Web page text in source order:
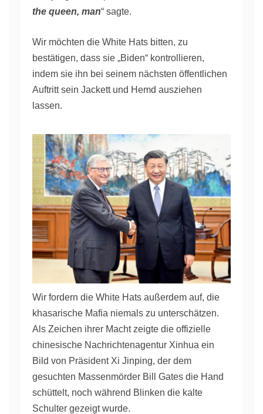
the queen, man“ sagte.
Wir möchten die White Hats bitten, zu
bestätigen, dass sie „Biden“ kontrollieren,
indem sie ihn bei seinem nächsten öffentlichen
Auftritt sein Jackett und Hemd ausziehen
lassen.
Wir fordern die White Hats außerdem auf, die
khasarische Mafia niemals zu unterschätzen.
Als Zeichen ihrer Macht zeigte die offizielle
chinesische Nachrichtenagentur Xinhua ein
Bild von Präsident Xi Jinping, der dem
gesuchten Massenmörder Bill Gates die Hand
schüttelt, noch während Blinken die kalte
Schulter gezeigt wurde.